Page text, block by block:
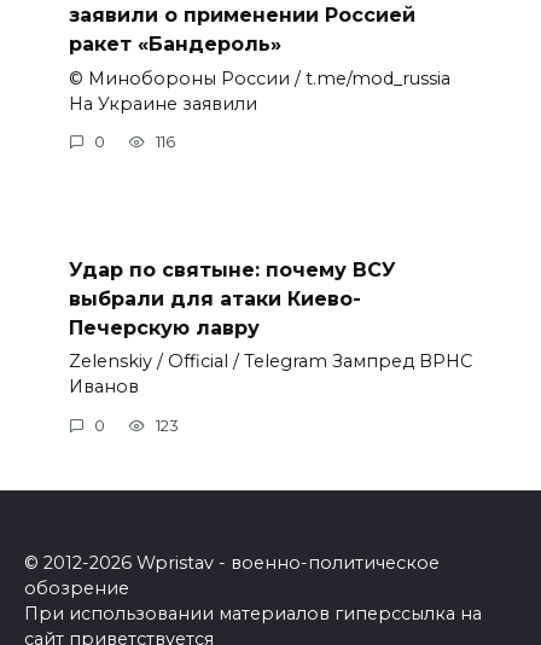
заявили о применении Россией
ракет «Бандероль»
© Минобороны России / t.me/mod_russia
На Украине заявили
0 116
Удар по святыне: почему ВСУ
выбрали для атаки Киево-
Печерскую лавру
Zеlеnskiу / Оfficiаl / Telegram Зампред ВРНС
Иванов
0 123
© 2012-2026 Wpristav - военно-политическое
обозрение
При использовании материалов гиперссылка на
сайт приветствуется